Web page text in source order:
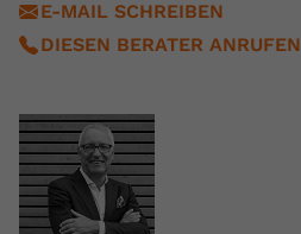
E-MAIL SCHREIBEN
DIESEN BERATER ANRUFEN
Zweck